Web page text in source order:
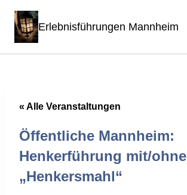
Zum
Inhalt
Erlebnisführungen Mannheim
« Alle Veranstaltungen
Öffentliche Mannheim:
Henkerführung mit/ohne
„Henkersmahl“